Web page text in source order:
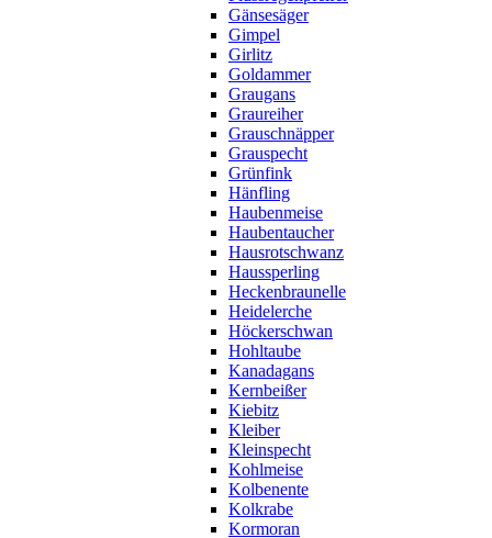
Gänsesäger
Gimpel
Girlitz
Goldammer
Graugans
Graureiher
Grauschnäpper
Grauspecht
Grünfink
Hänfling
Haubenmeise
Haubentaucher
Hausrotschwanz
Haussperling
Heckenbraunelle
Heidelerche
Höckerschwan
Hohltaube
Kanadagans
Kernbeißer
Kiebitz
Kleiber
Kleinspecht
Kohlmeise
Kolbenente
Kolkrabe
Kormoran